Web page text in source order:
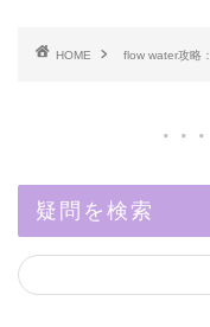
HOME flow water攻略
疑問を検索